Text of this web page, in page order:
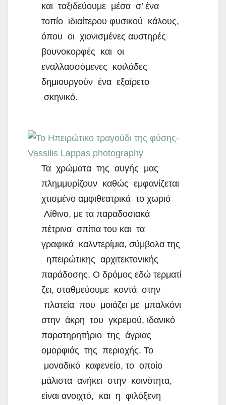
και ταξιδεύουμε μέσα σ’ ένα
τοπίο ιδιαίτερου φυσικού κάλους,
όπου οι χιονισμένες αυστηρές
βουνοκορφές και οι
εναλλασσόμενες κοιλάδες
δημιουργούν ένα εξαίρετο
σκηνικό.
Τα χρώματα της αυγής μας
πλημμυρίζουν καθώς εμφανίζεται
χτισμένο αμφιθεατρικά το χωριό
Λίθινο, με τα παραδοσιακά
πέτρινα σπίτια του και τα
γραφικά καλντερίμια, σύμβολα της
ηπειρώτικης αρχιτεκτονικής
παράδοσης. Ο δρόμος εδώ τερματί
ζει, σταθμεύουμε κοντά στην
πλατεία που μοιάζει με μπαλκόνι
στην άκρη του γκρεμού, ιδανικό
παρατηρητήριο της άγριας
ομορφιάς της περιοχής. Το
μοναδικό καφενείο, το οποίο
μάλιστα ανήκει στην κοινότητα,
είναι ανοιχτό, και η φιλόξενη